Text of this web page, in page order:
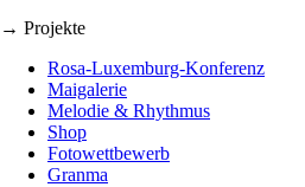
→ Projekte
Rosa-Luxemburg-Konferenz
Maigalerie
Melodie & Rhythmus
Shop
Fotowettbewerb
Granma